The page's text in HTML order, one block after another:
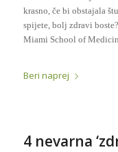
krasno, če bi obstajala
spijete, bolj zdravi
Miami School of
Beri naprej
4 nevarna